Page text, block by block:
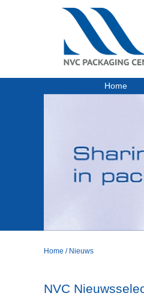
Home
Home / Nieuws
NVC